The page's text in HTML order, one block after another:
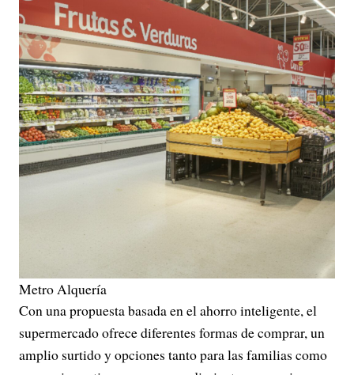
Metro Alquería
Con una propuesta basada en el ahorro inteligente, el
supermercado ofrece diferentes formas de comprar, un
amplio surtido y opciones tanto para las familias como